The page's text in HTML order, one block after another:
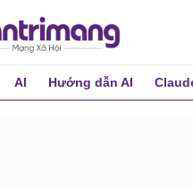
AI Hướng dẫn AI